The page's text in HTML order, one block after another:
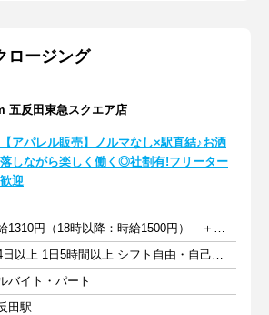
ロージング
反田東急スクエア店
【アパレル販売】ノルマなし×駅直結♪お洒
落しながら楽しく働く◎社割有!フリーター
歓迎
時給1310円（18時以降：時給1500円） ＋交通費支給
週4日以上 1日5時間以上 シフト自由・自己申告
バイト・パート
田駅